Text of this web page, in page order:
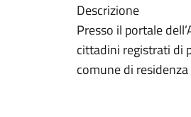
Descrizione
Presso il portale
cittadini registrati di
comune di